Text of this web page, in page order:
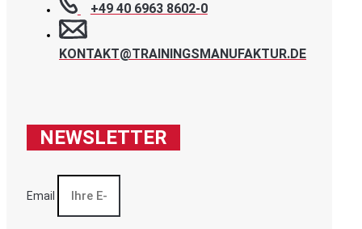
+49 40 6963 8602-0
KONTAKT@TRAININGSMANUFAKTUR.DE
NEWSLETTER
Email